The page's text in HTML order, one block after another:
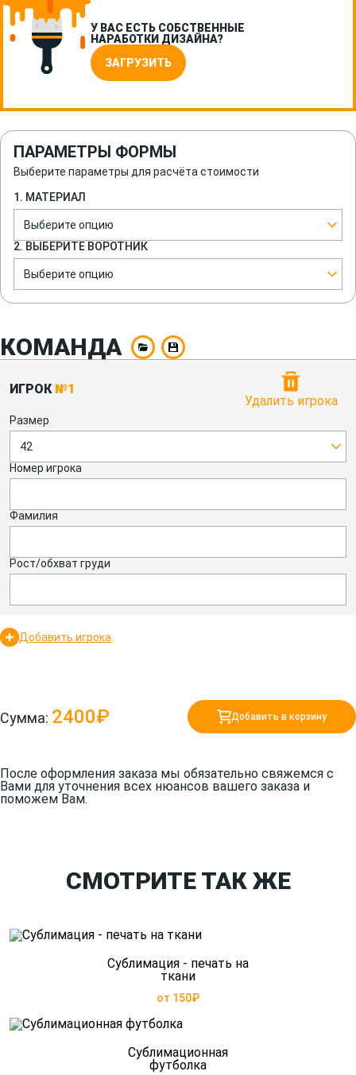
У ВАС ЕСТЬ СОБСТВЕННЫЕ
НАРАБОТКИ ДИЗАЙНА?
ЗАГРУЗИТЬ
ПАРАМЕТРЫ ФОРМЫ
Выберите параметры для расчёта стоимости
1. МАТЕРИАЛ
Выберите опцию
2. ВЫБЕРИТЕ ВОРОТНИК
Выберите опцию
КОМАНДА
ИГРОК №1
Удалить игрока
Размер
42
Номер игрока
Фамилия
Рост/обхват груди
Добавить игрока
После оформления заказа мы обязательно свяжемся с
Вами для уточнения всех нюансов вашего заказа и
поможем Вам.
Сумма: 2400₽ Добавить в корзину
СМОТРИТЕ ТАК ЖЕ
Сублимация - печать на
ткани
от 150₽
Сублимационная
футболка